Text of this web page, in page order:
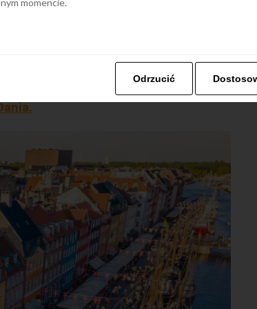
i zadowolenie. Jest jednym
momencie.
Odrzucić